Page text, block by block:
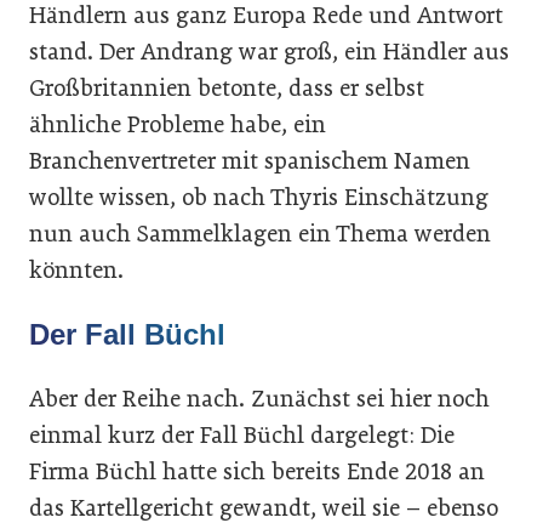
Händlern aus ganz Europa Rede und Antwort
stand. Der Andrang war groß, ein Händler aus
Großbritannien betonte, dass er selbst
ähnliche Probleme habe, ein
Branchenvertreter mit spanischem Namen
wollte wissen, ob nach Thyris Einschätzung
nun auch Sammelklagen ein Thema werden
könnten.
Der Fall Büchl
Aber der Reihe nach. Zunächst sei hier noch
einmal kurz der Fall Büchl dargelegt: Die
Firma Büchl hatte sich bereits Ende 2018 an
das Kartellgericht gewandt, weil sie – ebenso